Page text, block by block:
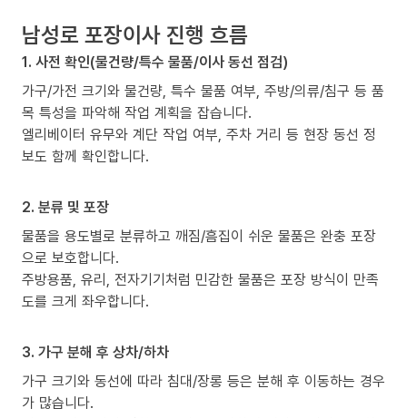
남성로 포장이사 진행 흐름
1. 사전 확인(물건량/특수 물품/이사 동선 점검)
가구/가전 크기와 물건량, 특수 물품 여부, 주방/의류/침구 등 품
목 특성을 파악해 작업 계획을 잡습니다.
엘리베이터 유무와 계단 작업 여부, 주차 거리 등 현장 동선 정
보도 함께 확인합니다.
2. 분류 및 포장
물품을 용도별로 분류하고 깨짐/흠집이 쉬운 물품은 완충 포장
으로 보호합니다.
주방용품, 유리, 전자기기처럼 민감한 물품은 포장 방식이 만족
도를 크게 좌우합니다.
3. 가구 분해 후 상차/하차
가구 크기와 동선에 따라 침대/장롱 등은 분해 후 이동하는 경우
가 많습니다.